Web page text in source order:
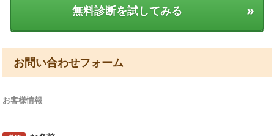
無料診断を試してみる »
お問い合わせフォーム
お客様情報